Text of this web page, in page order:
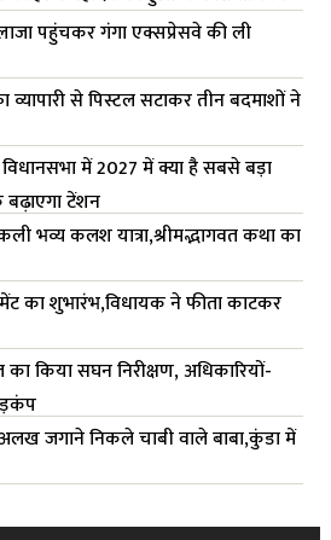
पहुंचकर गंगा एक्सप्रेसवे की ली
व्यापारी से पिस्टल सटाकर तीन बदमाशों ने
में 2027 में क्या है सबसे बड़ा
बढ़ाएगा टेंशन
भव्य कलश यात्रा,श्रीमद्भागवत कथा का
का शुभारंभ,विधायक ने फीता काटकर
किया सघन निरीक्षण, अधिकारियों-
जगाने निकले चाबी वाले बाबा,कुंडा में